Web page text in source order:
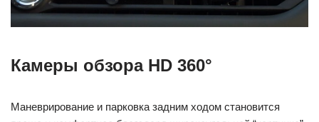
Камеры обзора HD 360°
Маневрирование и парковка задним ходом становится